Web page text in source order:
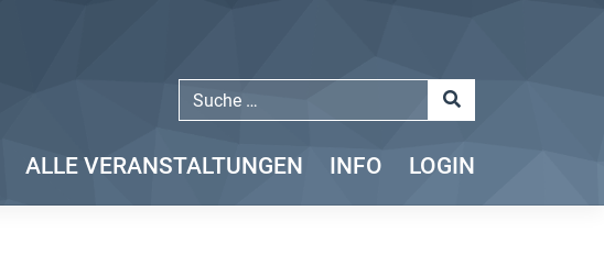
ALLE VERANSTALTUNGEN INFO LOGIN